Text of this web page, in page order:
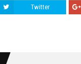
Twitter